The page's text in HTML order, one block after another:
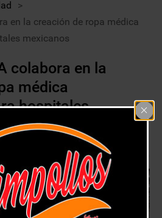
>
en la creación de ropa médica
mexicanos
colabora en la
médica
hospitales